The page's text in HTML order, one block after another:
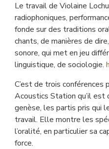
Le travail de Violaine
radiophoniques,
fonde sur des traditions
chants, de manières de
sonore, qui met en jeu
linguistique, de sociologie.
C’est de trois
Acoustics Station qu’il est
genèse, les partis pris qui
travail. Elle montre les
l’oralité, en particulier sa
force.